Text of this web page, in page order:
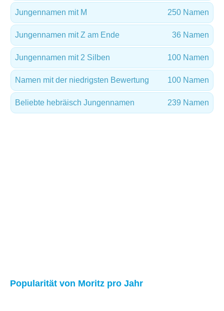
Jungennamen mit M 250 Namen
Jungennamen mit Z am Ende 36 Namen
Jungennamen mit 2 Silben 100 Namen
Namen mit der niedrigsten Bewertung 100 Namen
Beliebte hebräisch Jungennamen 239 Namen
Popularität von Moritz pro Jahr